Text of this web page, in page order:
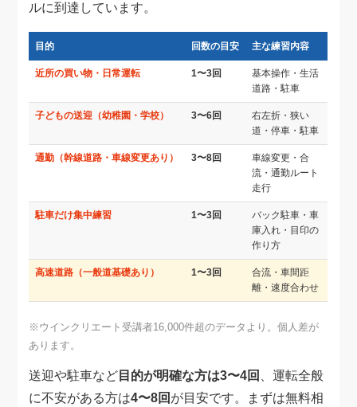
ルに到達しています。
目的 回数の目安 主な練習内容
近所の買い物・日常運転 1〜3回
基本操作・生活
道路・駐車
子どもの送迎（幼稚園・学校） 3〜6回
右左折・狭い
道・停車・駐車
通勤（幹線道路・車線変更あり） 3〜8回
車線変更・合
流・通勤ルート
走行
駐車だけ集中練習 1〜3回
バック駐車・車
庫入れ・目印の
作り方
高速道路（一般道基礎あり） 1〜3回
合流・車間距
離・速度合わせ
※ウインクリエート受講者16,000件超のデータより。個人差が
あります。
送迎や駐車など 目的が明確な方は3〜4回
、運転全般
に不安がある方は4〜8回 が目安です。まずは無料相